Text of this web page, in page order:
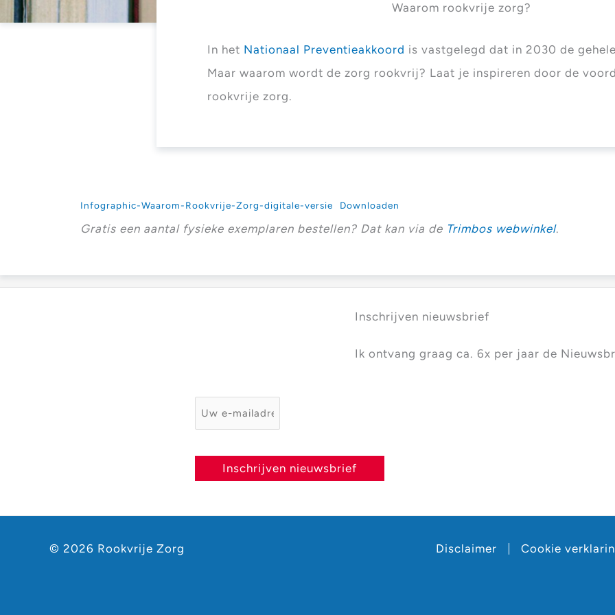
Waarom rookvrije zorg?
In het Nationaal Preventieakkoord is vastgelegd dat in 2030 de
Maar waarom wordt de zorg rookvrij? Laat je inspireren door de
rookvrije zorg.
Infographic-Waarom-Rookvrije-Zorg-digitale-versie Downloaden
Gratis een aantal fysieke exemplaren bestellen? Dat kan via de Trimbos webwinkel.
Inschrijven nieuwsbrief
Ik ontvang graag ca. 6x per jaar de
E-mailadres *
Inschrijven nieuwsbrief
© 2026 Rookvrije Zorg Disclaimer Cookie